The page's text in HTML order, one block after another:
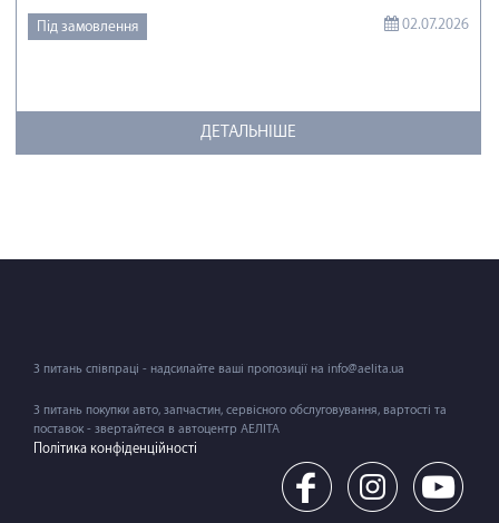
Під замовлення 02.07.2026
ДЕТАЛЬНІШЕ
З питань співпраці - надсилайте ваші пропозиції на info@aelita.ua
З питань покупки авто, запчастин, сервісного обслуговування, вартості та
поставок - звертайтеся в автоцентр АЕЛІТА
Політика конфіденційності